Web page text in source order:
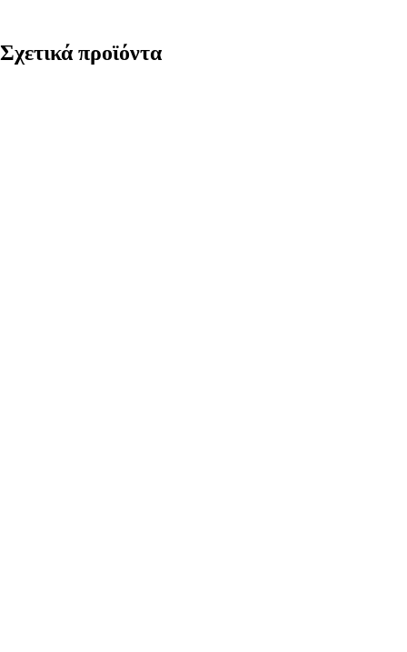
Σχετικά προϊόντα